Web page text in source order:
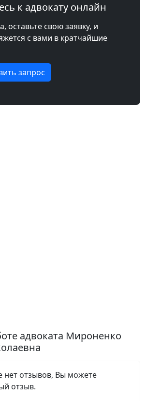
к адвокату онлайн
оставьте свою заявку, и
с вами в кратчайшие
запрос
адвоката Мироненко
нет отзывов, Вы можете
отзыв.